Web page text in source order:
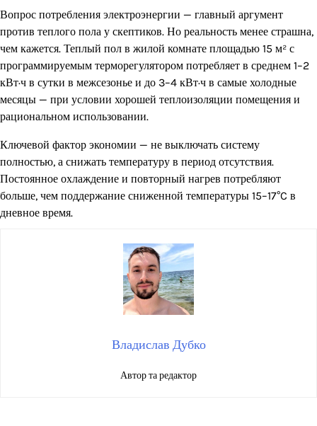
Вопрос потребления электроэнергии — главный аргумент
против теплого пола у скептиков. Но реальность менее страшна,
чем кажется. Теплый пол в жилой комнате площадью 15 м² с
программируемым терморегулятором потребляет в среднем 1–2
кВт·ч в сутки в межсезонье и до 3–4 кВт·ч в самые холодные
месяцы — при условии хорошей теплоизоляции помещения и
рациональном использовании.
Ключевой фактор экономии — не выключать систему
полностью, а снижать температуру в период отсутствия.
Постоянное охлаждение и повторный нагрев потребляют
больше, чем поддержание сниженной температуры 15–17°C в
дневное время.
Владислав Дубко
Автор та редактор